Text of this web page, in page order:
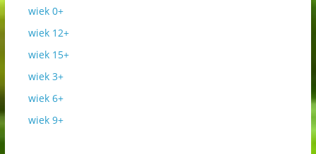
wiek 0+
wiek 12+
wiek 15+
wiek 3+
wiek 6+
wiek 9+